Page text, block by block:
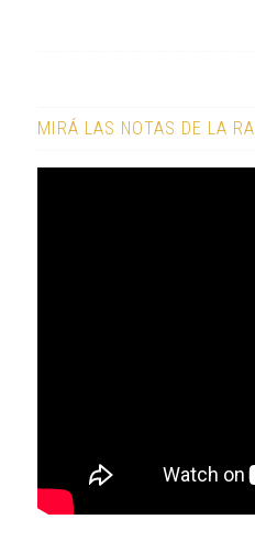
MIRÁ LAS NOTAS DE LA